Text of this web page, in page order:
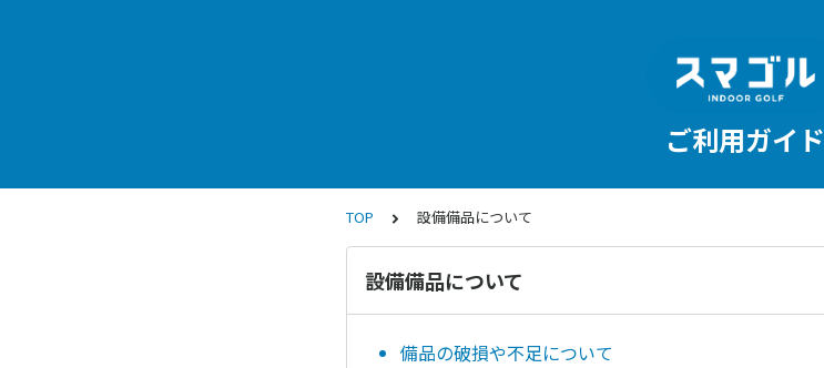
ご利用ガイド
TOP 設備備品について
設備備品について
備品の破損や不足について